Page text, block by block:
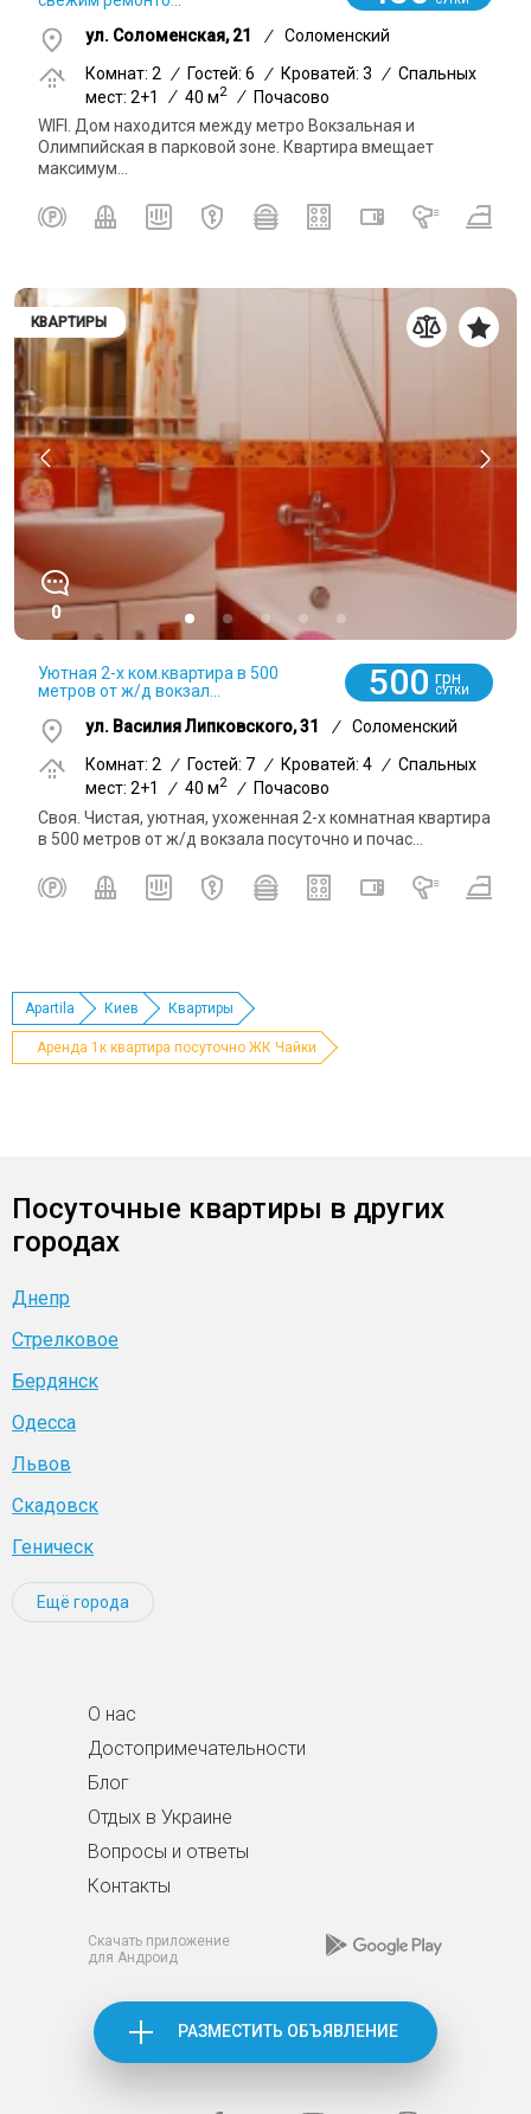
ул. Соломенская, 21 /
Соломенский
Комнат: 2
/ Гостей: 6 / Кроватей: 3 / Спальных
мест: 2+1
/ 40 м2 / Почасово
WIFI. Дом находится между метро Вокзальная и
Олимпийская в парковой зоне. Квартира вмещает
максимум...
КВАРТИРЫ
0
Уютная 2-х ком.квартира в 500
метров от ж/д вокзал...
500 грн
СУТКИ
ул. Василия Липковского, 31 /
Соломенский
Комнат: 2 / Гостей: 7 / Кроватей: 4 / Спальных
мест: 2+1
/ 40 м2 /
Почасово
Своя. Чистая, уютная, ухоженная 2-х комнатная квартира
в 500 метров от ж/д вокзала посуточно и почас...
Apartila Киев Квартиры
Аренда 1к квартира посуточно ЖК Чайки
Посуточные квартиры в других
городах
Днепр
Стрелковое
Бердянск
Одесса
Львов
Скадовск
Геническ
Ещё города
О нас
Достопримечательности
Блог
Отдых в Украине
Вопросы и ответы
Контакты
Скачать приложение
для Андроид
РАЗМЕСТИТЬ ОБЪЯВЛЕНИЕ